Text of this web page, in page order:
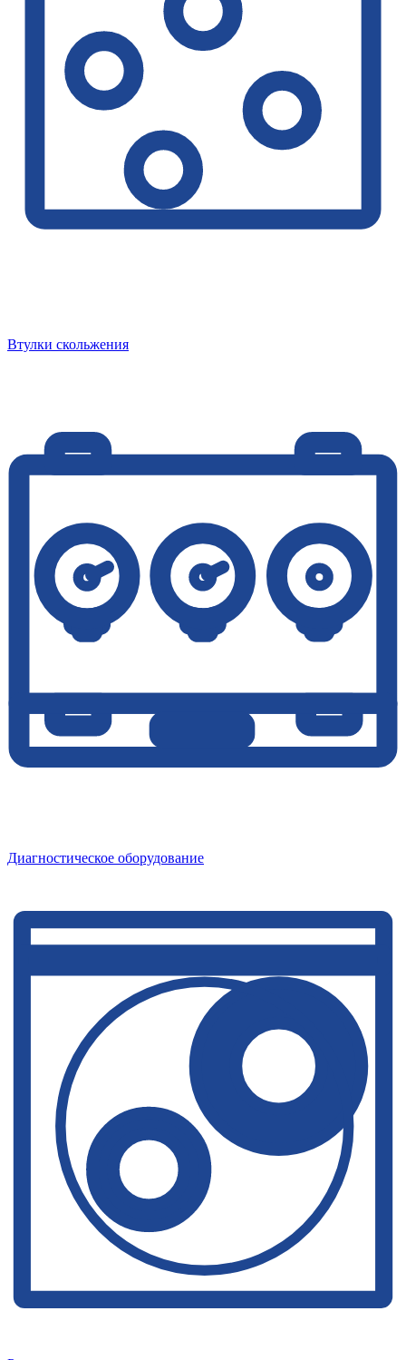
Втулки скольжения
Диагностическое оборудование